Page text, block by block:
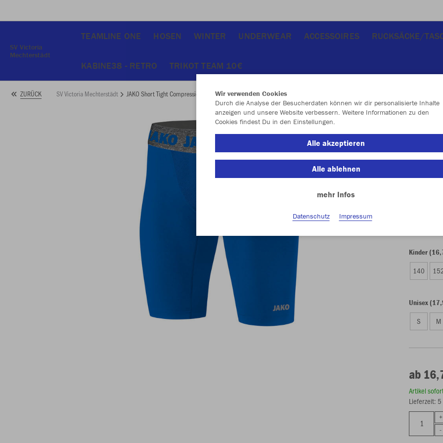
SV Victoria
Mechterstädt
TEAMLINE ONE HOSEN WINTER UNDERWEAR ACCESSOIRES RUCKSÄCKE/
KABINE38 - RETRO TRIKOT TEAM 10€
ZURÜCK SV Victoria Mechterstädt JAKO Short Tight Compression 2.0
2.0
Kinder
140
Unisex
S M
ab
Artikel
Lieferzeit: 5
Wir verwenden Cookies
Durch die Analyse der Besucherdaten können wir dir personalisierte Inhalte
anzeigen und unsere Website verbessern. Weitere Informationen zu den
Cookies findest Du in den Einstellungen.
Alle akzeptieren
Alle ablehnen
mehr Infos
Datenschutz Impressum